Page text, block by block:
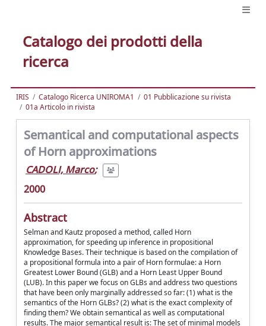
Catalogo dei prodotti della
ricerca
IRIS Catalogo Ricerca UNIROMA1
01 Pubblicazione su rivista
01a Articolo in rivista
Semantical and computational aspects
of Horn approximations
CADOLI, Marco;
2000
Abstract
Selman and Kautz proposed a method, called Horn
approximation, for speeding up inference in propositional
Knowledge Bases. Their technique is based on the compilation of
a propositional formula into a pair of Horn formulae: a Horn
Greatest Lower Bound (GLB) and a Horn Least Upper Bound
(LUB). In this paper we focus on GLBs and address two questions
that have been only marginally addressed so far: (1) what is the
semantics of the Horn GLBs? (2) what is the exact complexity of
finding them? We obtain semantical as well as computational
results. The major semantical result is: The set of minimal models